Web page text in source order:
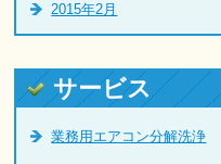
2015年2月
サービス
業務用エアコン分解洗浄